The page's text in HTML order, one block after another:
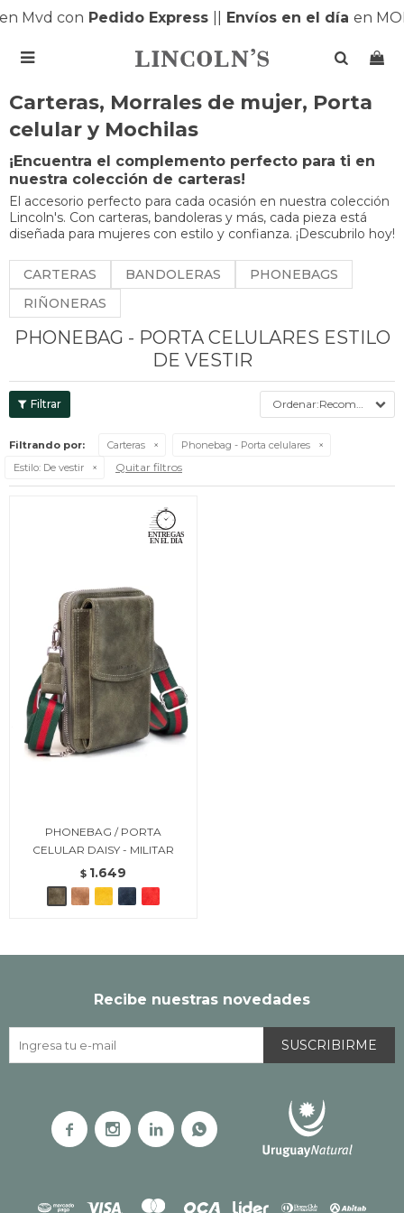
Mvd conPedido Express| Envíos en el día en

Carteras, Morrales de mujer, Porta
celular y Mochilas
¡Encuentra el complemento perfecto para ti en
nuestra colección de carteras!
El accesorio perfecto para cada ocasión en nuestra colección
Lincoln's. Con carteras, bandoleras y más, cada pieza está
diseñada para mujeres con estilo y confianza. ¡Descubrilo hoy!
CARTERAS BANDOLERAS
PHONEBAGS
RIÑONERAS
PHONEBAG - PORTA CELULARES ESTILO
DE VESTIR
Recomendados
Filtrando por: Carteras
Phonebag - Porta celulares
Estilo: De vestir Quitar filtros
PHONEBAG / PORTA
CELULAR DAISY - MILITAR
$ 1.649
Recibe nuestras novedades
SUSCRIBIRME
   